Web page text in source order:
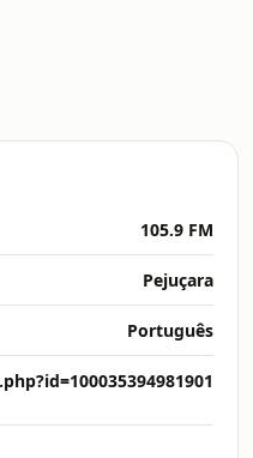
105.9 FM
Pejuçara
Português